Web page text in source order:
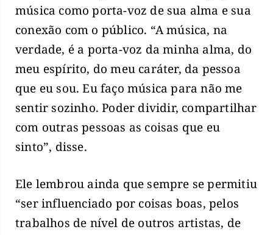
música como porta-voz de sua alma e sua
conexão com o público. “A música, na
verdade, é a porta-voz da minha alma, do
meu espírito, do meu caráter, da pessoa
que eu sou. Eu faço música para não me
sentir sozinho. Poder dividir, compartilhar
com outras pessoas as coisas que eu
sinto”, disse.
Ele lembrou ainda que sempre se permitiu
“ser influenciado por coisas boas, pelos
trabalhos de nível de outros artistas, de